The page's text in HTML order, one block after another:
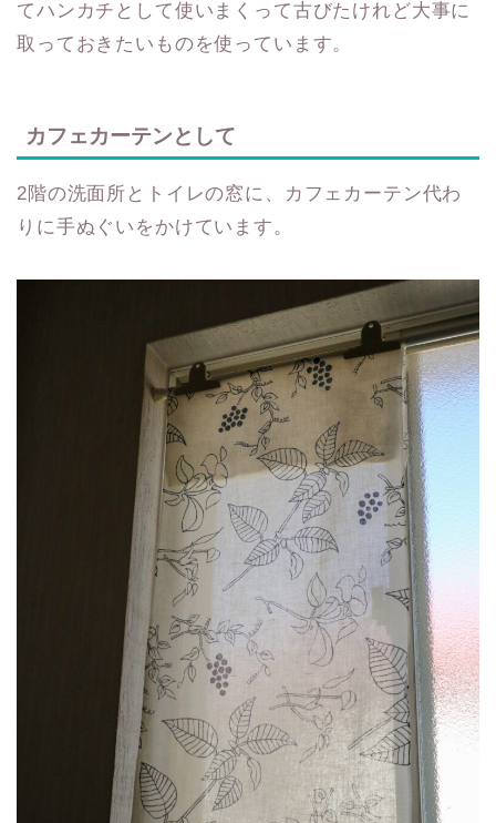
てハンカチとして使いまくって古びたけれど大事に
取っておきたいものを使っています。
カフェカーテンとして
2階の洗面所とトイレの窓に、カフェカーテン代わ
りに手ぬぐいをかけています。